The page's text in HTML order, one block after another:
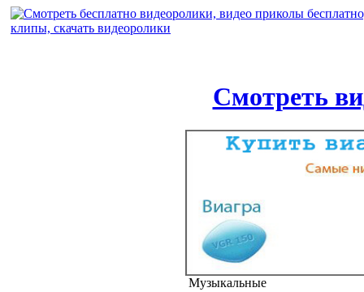
Смотреть
Музыкальные